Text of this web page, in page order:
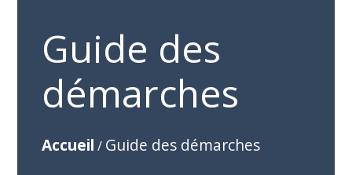
Guide des
démarches
Accueil / Guide des démarches